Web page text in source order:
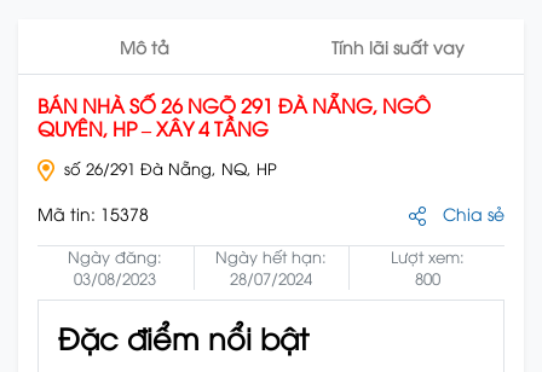
Mô tả Tính lãi suất vay
BÁN NHÀ SỐ 26 NGÕ 291 ĐÀ NẴNG, NGÔ
QUYÊN, HP – XÂY 4 TẦNG
số 26/291 Đà Nẵng, NQ, HP
Mã tin: 15378 Chia sẻ
Ngày đăng:
03/08/2023
Ngày hết hạn:
28/07/2024
Lượt xem:
800
Đặc điểm nổi bật